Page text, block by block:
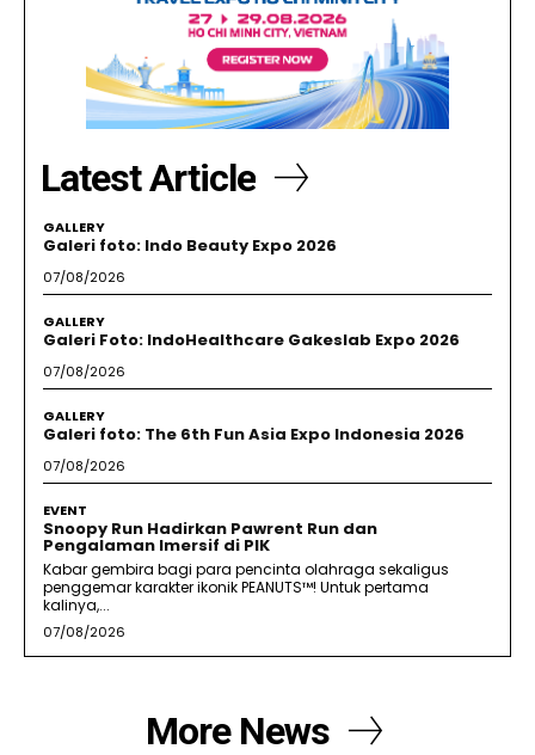
Latest Article
GALLERY
Galeri foto: Indo Beauty Expo 2026
07/08/2026
GALLERY
Galeri Foto: IndoHealthcare Gakeslab Expo 2026
07/08/2026
GALLERY
Galeri foto: The 6th Fun Asia Expo Indonesia 2026
07/08/2026
EVENT
Snoopy Run Hadirkan Pawrent Run dan
Pengalaman Imersif di PIK
Kabar gembira bagi para pencinta olahraga sekaligus
penggemar karakter ikonik PEANUTS™! Untuk pertama
kalinya,...
07/08/2026
More News